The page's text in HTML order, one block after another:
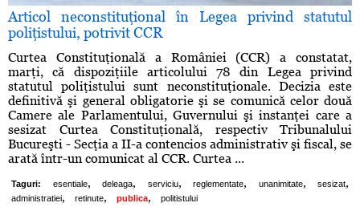
Articol neconstituţional în Legea privind statutul
poliţistului, potrivit CCR
Curtea Constituţională a României (CCR) a constatat,
marţi, că dispoziţiile articolului 78 din Legea privind
statutul poliţistului sunt neconstituţionale. Decizia este
definitivă şi general obligatorie şi se comunică celor două
Camere ale Parlamentului, Guvernului şi instanţei care a
sesizat Curtea Constituţională, respectiv Tribunalului
Bucureşti - Secţia a II-a contencios administrativ şi fiscal, se
arată într-un comunicat al CCR. Curtea ...
Taguri: esentiale, deleaga, serviciu, reglementate, unanimitate, sesizat,
administratiei, retinute, publica, politistului